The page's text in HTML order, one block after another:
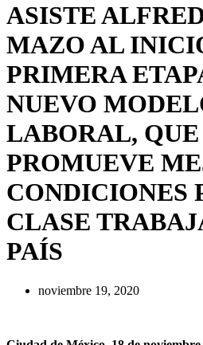
ASISTE
MAZO AL
PRIMERA
NUEVO
LABORAL, QUE
PROMUEVE
CONDICIONES
CLASE
PAÍS
noviembre 19, 2020